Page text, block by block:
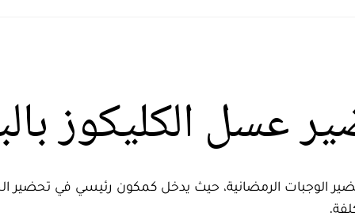
عسل الكليكوز
الوجبات الرمضانية، حيث يدخل كمكون رئيسي في تحضير